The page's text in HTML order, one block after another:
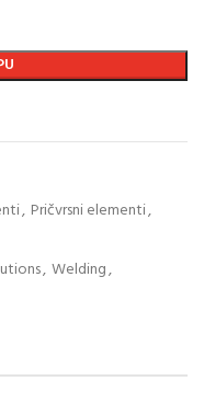
, Pričvrsni elementi,
, Welding,